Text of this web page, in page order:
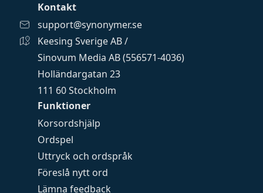
Funktioner
Korsordshjälp
Ordspel
Uttryck och ordspråk
Föreslå nytt ord
Lämna feedback
Kontakt
support@synonymer.se
Keesing Sverige AB /
Sinovum Media AB (556571-4036)
Holländargatan 23
111 60 Stockholm